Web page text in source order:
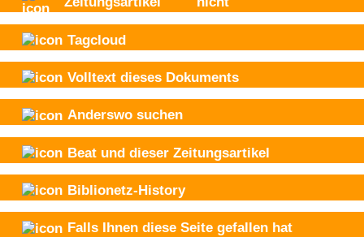
Tagcloud
Volltext dieses Dokuments
Anderswo suchen
Beat und dieser Zeitungsartikel
Biblionetz-History
Falls Ihnen diese Seite gefallen hat